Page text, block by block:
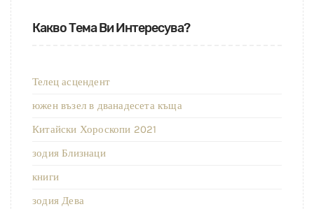
Какво Тема Ви Интересува?
Телец асцендент
южен възел в дванадесета къща
Китайски Хороскопи 2021
зодия Близнаци
книги
зодия Дева